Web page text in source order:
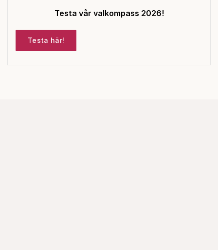
Testa vår valkompass 2026!
Testa här!